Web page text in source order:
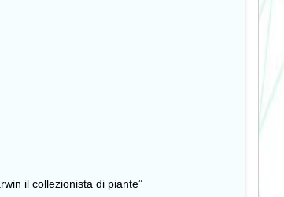
il collezionista di piante”